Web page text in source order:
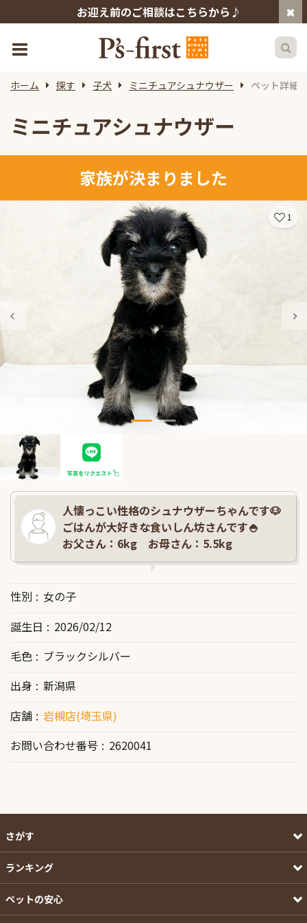
お迎え前のご相談はこちらから♪
ホーム 探す 子犬 ミニチュアシュナウザー ペット詳細
ミニチュアシュナウザー
家族が決まりました
1
人懐っこい性格のシュナウザーちゃんです🐶
ごはんが大好きな食いしん坊さんです🍚
お父さん：6kg お母さん：5.5kg
性別
女の子
誕生日
2026/02/12
毛色
ブラックシルバー
出身
新潟県
店舗
岩槻店(埼玉県)
お問い合わせ番号
2620041
さがす
ランキング
ペットの安心